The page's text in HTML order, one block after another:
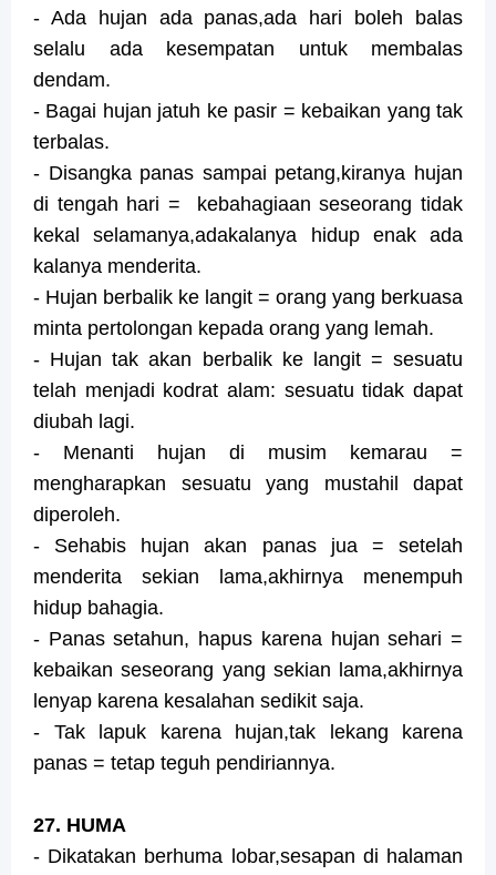
- Ada hujan ada panas,ada hari boleh balas
selalu ada kesempatan untuk membalas
dendam.
- Bagai hujan jatuh ke pasir = kebaikan yang tak
terbalas.
- Disangka panas sampai petang,kiranya hujan
di tengah hari = kebahagiaan seseorang tidak
kekal selamanya,adakalanya hidup enak ada
kalanya menderita.
- Hujan berbalik ke langit = orang yang berkuasa
minta pertolongan kepada orang yang lemah.
- Hujan tak akan berbalik ke langit = sesuatu
telah menjadi kodrat alam: sesuatu tidak dapat
diubah lagi.
- Menanti hujan di musim kemarau =
mengharapkan sesuatu yang mustahil dapat
diperoleh.
- Sehabis hujan akan panas jua = setelah
menderita sekian lama,akhirnya menempuh
hidup bahagia.
- Panas setahun, hapus karena hujan sehari =
kebaikan seseorang yang sekian lama,akhirnya
lenyap karena kesalahan sedikit saja.
- Tak lapuk karena hujan,tak lekang karena
panas = tetap teguh pendiriannya.
27. HUMA
- Dikatakan berhuma lobar,sesapan di halaman